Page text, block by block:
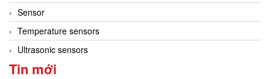
Sensor
Temperature sensors
Ultrasonic sensors
Tin mới